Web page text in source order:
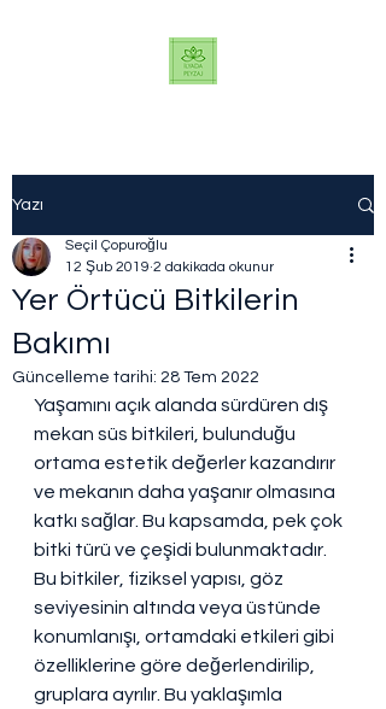
Yazı
Yer Örtücü Bitkilerin
Bakımı
Seçil Çopuroğlu
12 Şub 2019 2 dakikada okunur
Güncelleme tarihi: 28 Tem 2022
Yaşamını açık alanda sürdüren dış
mekan süs bitkileri, bulunduğu
ortama estetik değerler kazandırır
ve mekanın daha yaşanır olmasına
katkı sağlar. Bu kapsamda, pek çok
bitki türü ve çeşidi bulunmaktadır.
Bu bitkiler, fiziksel yapısı, göz
seviyesinin altında veya üstünde
konumlanışı, ortamdaki etkileri gibi
özelliklerine göre değerlendirilip,
gruplara ayrılır. Bu yaklaşımla